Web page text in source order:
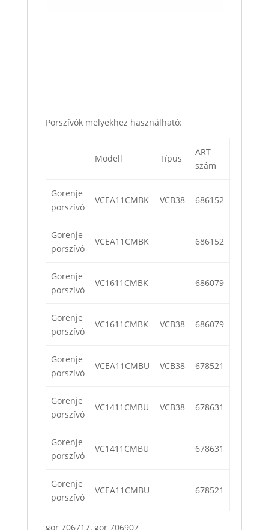
Porszívók melyekhez használható:
Modell Típus
ART
szám
Gorenje
porszívó
VCEA11CMBK VCB38 686152
Gorenje
porszívó
VCEA11CMBK 686152
Gorenje
porszívó
VC1611CMBK 686079
Gorenje
porszívó
VC1611CMBK VCB38 686079
Gorenje
porszívó
VCEA11CMBU VCB38 678521
Gorenje
porszívó
VC1411CMBU VCB38 678631
Gorenje
porszívó
VC1411CMBU 678631
Gorenje
porszívó
VCEA11CMBU 678521
gor 706717, gor 706907